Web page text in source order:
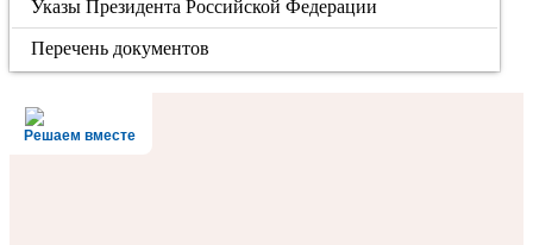
Указы Президента Российской Федерации
Перечень документов
Решаем вместе